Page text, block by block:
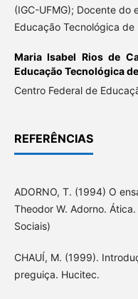
(IGC-UFMG); Docente do
Educação Tecnológica de
Maria Isabel Rios de
Educação Tecnológica
Centro Federal de
REFERÊNCIAS
ADORNO, T. (1994) O
Theodor W. Adorno.
Sociais)
CHAUÍ, M. (1999).
preguiça. Hucitec.